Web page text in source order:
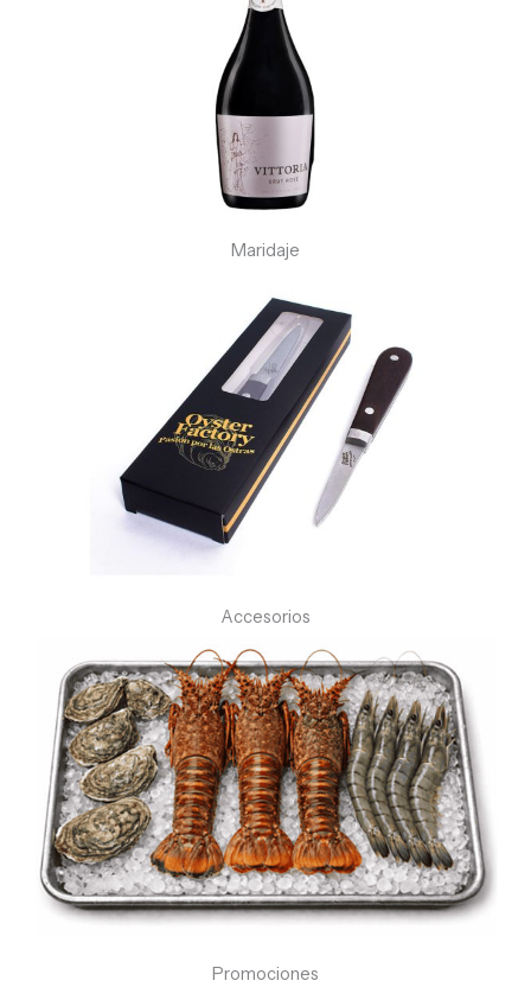
Maridaje
Accesorios
Promociones